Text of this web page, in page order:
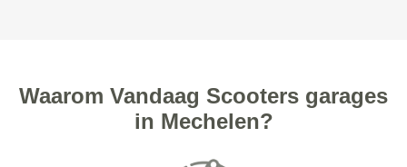
Waarom Vandaag Scooters garages
in Mechelen?